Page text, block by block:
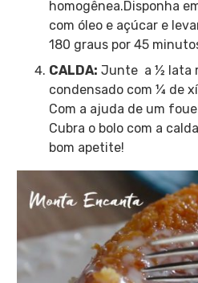
homogênea.Disponha
com óleo e açúcar e
180 graus por 45
CALDA: Junte a ½ lata
condensado com ¼ de
Com a ajuda de um
Cubra o bolo com a
bom apetite!